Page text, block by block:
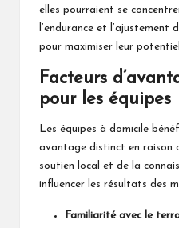
elles pourraient se
l’endurance et l’ajustement
pour maximiser leur
Facteurs
pour les équipes
Les équipes à domicile
avantage distinct en raison
soutien local et de la
influencer les résultats des
Familiarité avec le